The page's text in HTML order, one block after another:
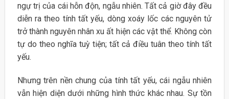
ngự trị của cái hỗn độn, ngẫu nhiên. Tất cả giờ đây đều
diễn ra theo tính tất yếu, dòng xoáy lốc các nguyên tử
trở thành nguyên nhân xu ất hiện các vật thể. Không còn
tự do theo nghĩa tuỳ tiện; tất cả điều tuân theo tính tất
yếu.
Nhưng trên nền chung của tính tất yếu, cái ngẫu nhiên
vẫn hiện diện dưới những hình thức khác nhau. Sự tồn